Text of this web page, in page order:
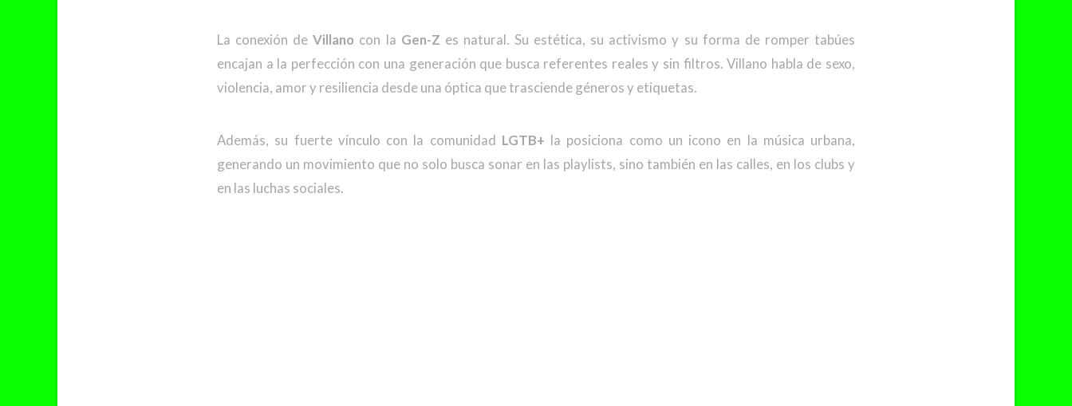
La conexión deVillano con la Gen-Z es natural. Su estética, su activismo y su forma de romper tabúes
encajan a la perfección con una generación que busca referentes reales y sin filtros. Villano habla de sexo,
violencia, amor y resiliencia desde una óptica que trasciende géneros y etiquetas.
Además, su fuerte vínculo con la comunidad LGTB+ la posiciona como un icono en la música urbana,
generando un movimiento que no solo busca sonar en las playlists, sino también en las calles, en los clubs y
en las luchas sociales.